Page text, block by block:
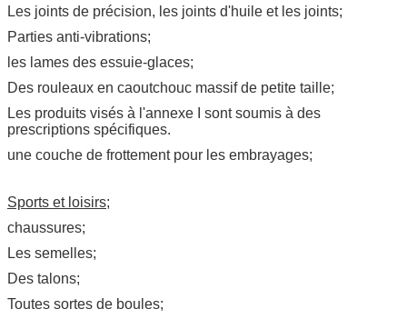
Les joints de précision, les joints d'huile et les joints;
Parties anti-vibrations;
les lames des essuie-glaces;
Des rouleaux en caoutchouc massif de petite taille;
Les produits visés à l'annexe I sont soumis à des
prescriptions spécifiques.
une couche de frottement pour les embrayages;
Sports et loisirs;
chaussures;
Les semelles;
Des talons;
Toutes sortes de boules;